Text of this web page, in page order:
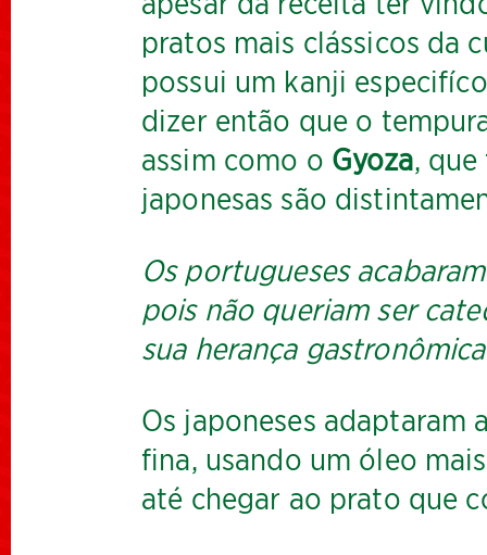
pratos mais clássicos da
possui um kanji
dizer então que o
assim como o Gyoza, que
japonesas são
Os portugueses
pois não queriam ser
sua herança
Os japoneses adaptaram
fina, usando um óleo
até chegar ao prato que